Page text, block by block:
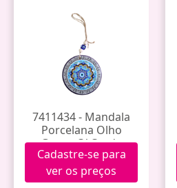
7411434 - Mandala
Porcelana Olho
Grego C/ Corda
Hxgy-007 (144)
Cadastre-se para
ver os preços